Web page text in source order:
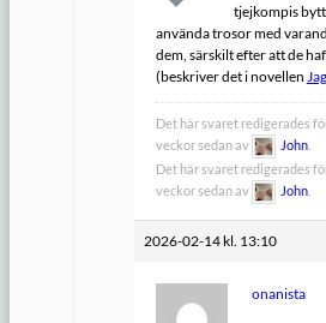
tjejkompis
använda trosor med
dem, särskilt efter att de
(beskriver det i novellen
Det här svaret redigerades
veckor sedan av
John.
Det här svaret redigerades
veckor sedan av
John.
2026-02-14 kl. 13:10
onanista